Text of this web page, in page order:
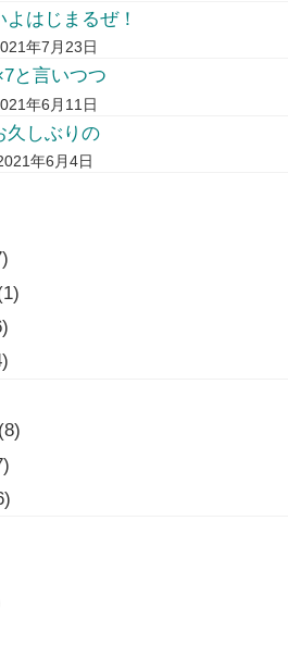
よはじまるぜ！
年7月23日
と言いつつ
年6月11日
久しぶりの
年6月4日
(8)